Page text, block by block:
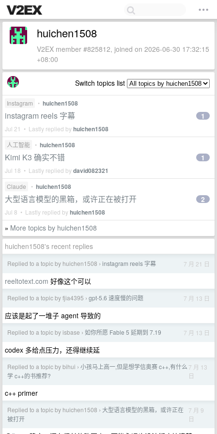
huichen1508
V2EX member #825812, joined on 2026-06-30 17:32:15
+08:00
Switch topics list
Instagram • huichen1508
instagram reels 字幕
Jul 21 • Lastly replied byhuichen1508
1
人工智能 • huichen1508
Kimi K3 确实不错
Jul 18 • Lastly replied bydavid082321
1
Claude • huichen1508
大型语言模型的黑箱，或许正在被打开
Jul 8 • Lastly replied byhuichen1508
2
» More topics by huichen1508
huichen1508's recent replies
Replied to a topic by huichen1508 › instagram reels 字幕 7 月 21 日
reeltotext.com 好像这个可以
Replied to a topic by fjia4395 › gpt-5.6 速度慢的问题 7 月 13 日
应该是起了一堆子 agent 导致的
Replied to a topic by isbase › 如你所愿 Fable 5 延期到 7.19 7 月 13 日
codex 多给点压力，还得继续延
Replied to a topic by bihui › 小孩马上高一,但是想学信奥赛 c++,有什么
学 c++的书推荐?
7 月 13
日
c++ primer
Replied to a topic by huichen1508 › 大型语言模型的黑箱，或许正在
被打开
7 月 9
日